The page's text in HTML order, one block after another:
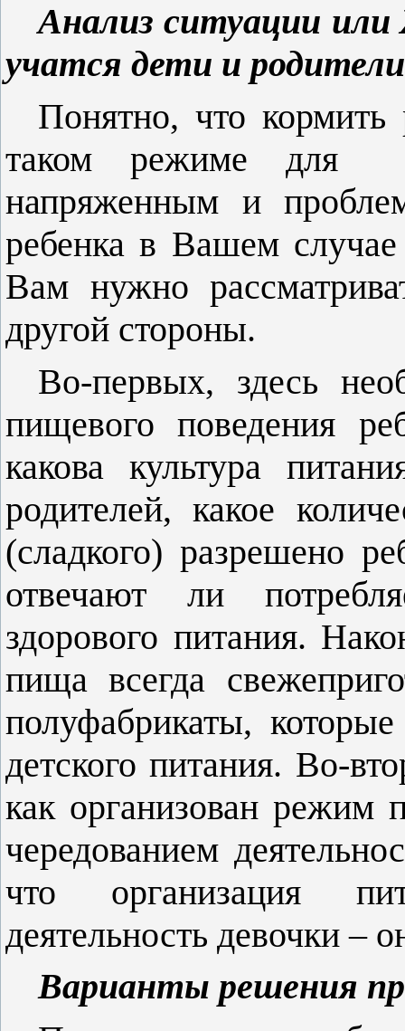
Анализ ситуации
учатся дети и
Понятно, что кормить
таком режиме для
напряженным и
ребенка в Вашем
Вам нужно
другой стороны.
Во-первых, здесь
пищевого поведения
какова культура
родителей, какое
(сладкого) разрешено
отвечают ли
здорового питания.
пища всегда
полуфабрикаты,
детского питания. Во-
как организован режим
чередованием
что организация
деятельность девочки –
Варианты решения